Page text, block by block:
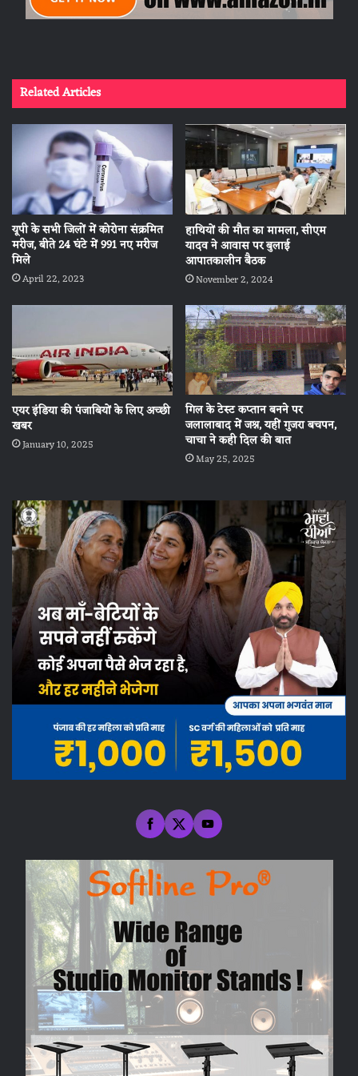
Related Articles
यूपी के सभी ज‍िलों में कोरोना संक्रम‍ित
मरीज, बीते 24 घंटे में 991 नए मरीज
मिले
April 22, 2023
हाथियों की मौत का मामला, सीएम
यादव ने आवास पर बुलाई
आपातकालीन बैठक
November 2, 2024
एयर इंडिया की पंजाबियों के लिए अच्छी
खबर
January 10, 2025
गिल के टेस्ट कप्तान बनने पर
जलालाबाद में जश्न, यहीं गुजरा बचपन,
चाचा ने कही दिल की बात
May 25, 2025